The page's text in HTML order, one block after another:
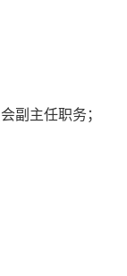
副主任职务；